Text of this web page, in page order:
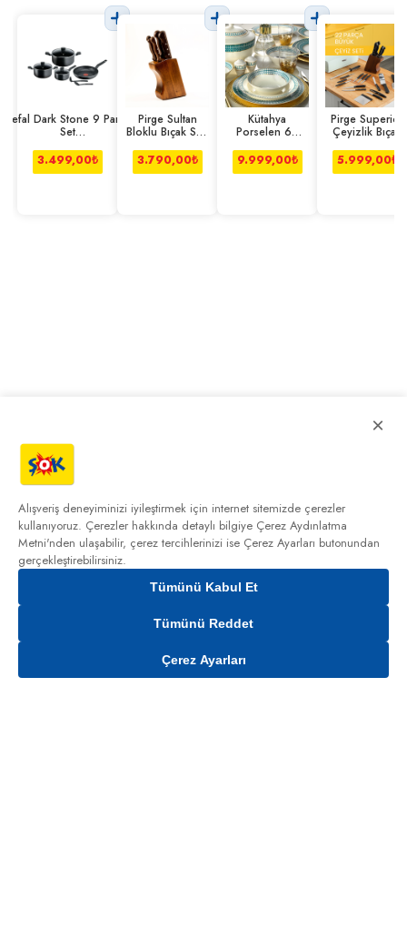
Sepete Ekle
Tefal Dark Stone 9 Parça
Set
3.499,00₺
Pirge Sultan
Bloklu Bıçak Seti
3.790,00₺
Kütahya
Porselen 62
Takımı Bone
Kalipso
9.999,00₺
Pirge Superior
Çeyizlik Bıçak
Parça
5.999,00₺
×
Alışveriş deneyiminizi iyileştirmek için internet sitemizde çerezler
kullanıyoruz. Çerezler hakkında detaylı bilgiye Çerez Aydınlatma
Metni'nden ulaşabilir, çerez tercihlerinizi ise Çerez Ayarları butonundan
gerçekleştirebilirsiniz.
Tümünü Kabul Et
Tümünü Reddet
Çerez Ayarları